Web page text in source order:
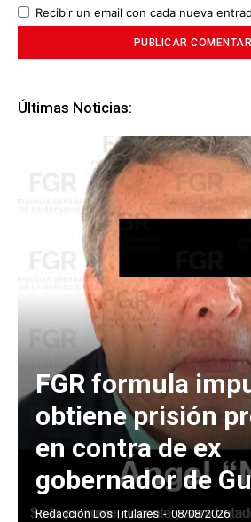
Recibir un email con cada nueva
Últimas Noticias:
FGR formula
obtiene prisión
en contra de ex
gobernador de
Redacción Los Titulares - 08/08/2026